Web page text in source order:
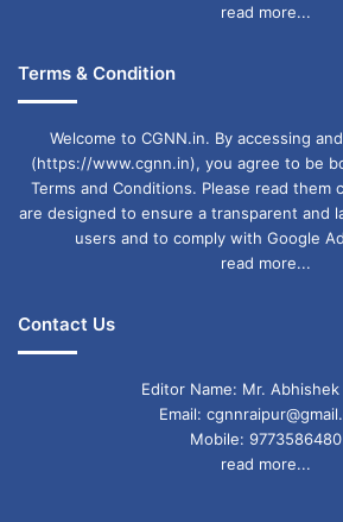
read more...
Terms & Condition
Welcome to CGNN.in. By accessing
(https://www.cgnn.in), you agree to be
Terms and Conditions. Please read them
are designed to ensure a transparent and
users and to comply with Google
read more...
Contact Us
Editor Name: Mr. Abhishek
Email:
Mobile: 9773586480
read more...